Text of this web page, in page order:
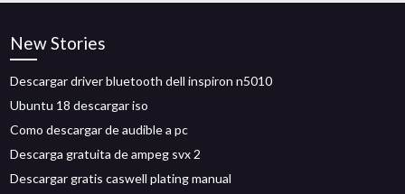
New Stories
Descargar driver bluetooth dell inspiron n5010
Ubuntu 18 descargar iso
Como descargar de audible a pc
Descarga gratuita de ampeg svx 2
Descargar gratis caswell plating manual